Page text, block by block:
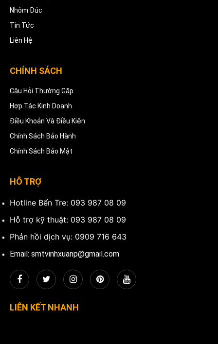
Nhôm Đúc
Tin Tức
Liên Hệ
CHÍNH SÁCH
Câu Hỏi Thường Gặp
Hợp Tác Kinh Doanh
Điều Khoản Và Điều Kiện
Chính Sách Bảo Hành
Chính Sách Bảo Mật
HỖ TRỢ
Hotline Bến Tre: 093 987 08 09
Hỗ trợ kỹ thuật: 093 987 08 09
Phản hồi dịch vụ: 0909 716 643
Email: smtvinhxuanp@gmail.com
LIÊN KẾT NHANH